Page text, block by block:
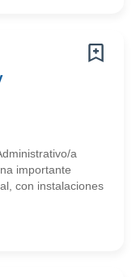
a
importante
con instalaciones